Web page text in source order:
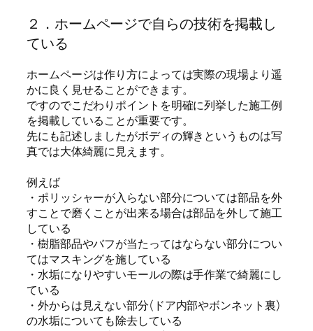
２．ホームページで自らの技術を掲載し
ている
ホームページは作り方によっては実際の現場より遥
かに良く見せることができます。
ですのでこだわりポイントを明確に列挙した施工例
を掲載していることが重要です。
先にも記述しましたがボディの輝きというものは写
真では大体綺麗に見えます。
例えば
・ポリッシャーが入らない部分については部品を外
すことで磨くことが出来る場合は部品を外して施工
している
・樹脂部品やバフが当たってはならない部分につい
てはマスキングを施している
・水垢になりやすいモールの際は手作業で綺麗にし
ている
・外からは見えない部分(ドア内部やボンネット裏)
の水垢についても除去している